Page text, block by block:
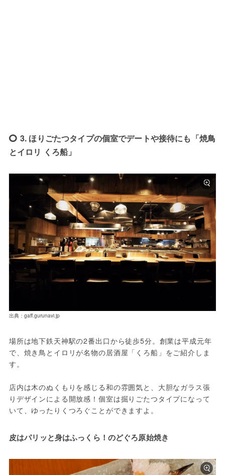
3. ほりごたつタイプの個室でデートや接待にも「焼鳥
とイロリ くろ船」
出典：gaff.gurunavi.jp
場所は地下鉄天神駅の2番出口から徒歩5分。創業は平成元年
で、焼き鳥とイロリが名物の居酒屋「くろ船」をご紹介しま
す。
店内は木のぬくもりを感じる和の雰囲気と、大胆なガラス張
りデザインによる開放感！個室は掘りごたつタイプになって
いて、ゆったりくつろぐことができますよ。
皮はパリッと身はふっくら！のどぐろ原始焼き